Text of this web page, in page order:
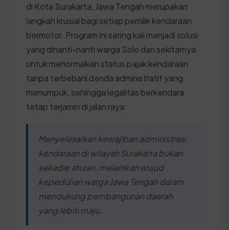
di Kota Surakarta, Jawa Tengah merupakan
langkah krusial bagi setiap pemilik kendaraan
bermotor. Program ini sering kali menjadi solusi
yang dinanti-nanti warga Solo dan sekitarnya
untuk menormalkan status pajak kendaraan
tanpa terbebani denda administratif yang
menumpuk, sehingga legalitas berkendara
tetap terjamin di jalan raya.
Menyelesaikan kewajiban administrasi
kendaraan di wilayah Surakarta bukan
sekadar aturan, melainkan wujud
kepedulian warga Jawa Tengah dalam
mendukung pembangunan daerah
yang lebih maju.